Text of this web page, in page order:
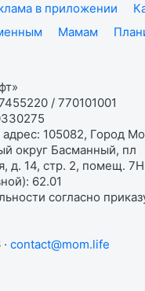
в приложении
Мамам
/ 770101001
105082, Город
округ Басманный, пл
д. 14, стр. 2, помещ. 7Н
62.01
согласно
contact@mom.life